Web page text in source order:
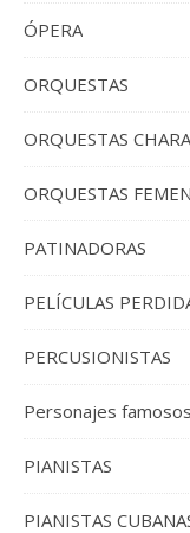
ÓPERA
ORQUESTAS
ORQUESTAS
ORQUESTAS
PATINADORAS
PELÍCULAS
PERCUSIONISTAS
Personajes famosos
PIANISTAS
PIANISTAS